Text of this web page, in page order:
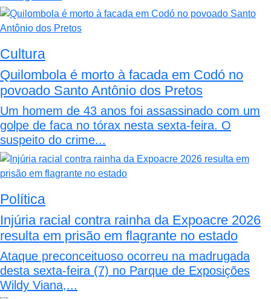
Cultura
Quilombola é morto à facada em Codó no
povoado Santo Antônio dos Pretos
Um homem de 43 anos foi assassinado com um
golpe de faca no tórax nesta sexta-feira. O
suspeito do crime...
Política
Injúria racial contra rainha da Expoacre 2026
resulta em prisão em flagrante no estado
Ataque preconceituoso ocorreu na madrugada
desta sexta-feira (7) no Parque de Exposições
Wildy Viana,...